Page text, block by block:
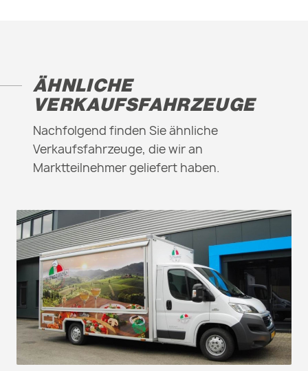
ÄHNLICHE
VERKAUFSFAHRZEUGE
Nachfolgend finden Sie ähnliche
Verkaufsfahrzeuge, die wir an
Marktteilnehmer geliefert haben.